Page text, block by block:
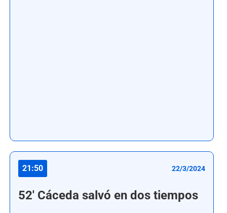
21:50 22/3/2024
52' Cáceda salvó en dos tiempos